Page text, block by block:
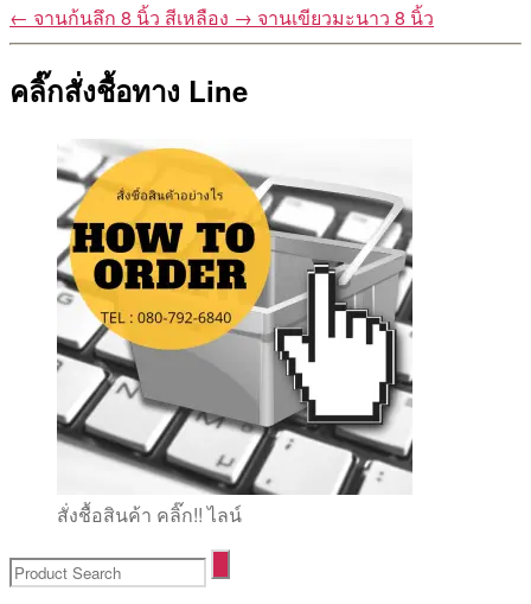
← จานก้นลึก 8 นิ้ว สีเหลือง → จานเขียวมะนาว 8 นิ้ว
คลิ๊กสั่งชื้อทาง Line
สั่งชื้อสินค้า คลิ๊ก!! ไลน์